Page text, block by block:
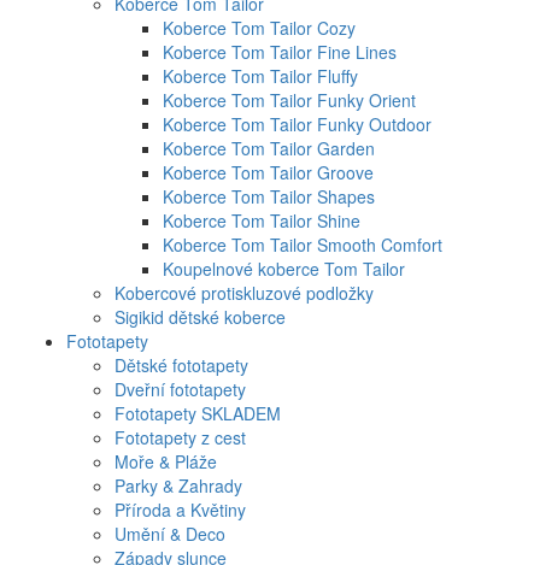
Koberce Tom Tailor Cozy
Koberce Tom Tailor Fine Lines
Koberce Tom Tailor Fluffy
Koberce Tom Tailor Funky Orient
Koberce Tom Tailor Funky Outdoor
Koberce Tom Tailor Garden
Koberce Tom Tailor Groove
Koberce Tom Tailor Shapes
Koberce Tom Tailor Shine
Koberce Tom Tailor Smooth Comfort
Koupelnové koberce Tom Tailor
Kobercové protiskluzové podložky
Sigikid dětské koberce
Fototapety
Dětské fototapety
Dveřní fototapety
Fototapety SKLADEM
Fototapety z cest
Moře & Pláže
Parky & Zahrady
Příroda a Květiny
Umění & Deco
Západy slunce